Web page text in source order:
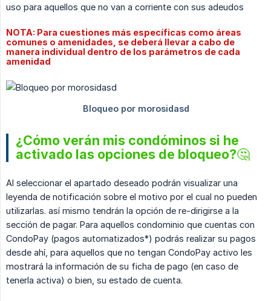
uso para aquellos que no van a corriente con sus adeudos
NOTA: Para cuestiones más específicas como áreas
comunes o amenidades, se deberá llevar a cabo de
manera individual dentro de los parámetros de cada
amenidad
¿Cómo verán mis condóminos si he
activado las opciones de bloqueo?🤔
Al seleccionar el apartado deseado podrán visualizar una
leyenda de notificación sobre el motivo por el cual no pueden
utilizarlas. así mismo tendrán la opción de re-dirigirse a la
sección de pagar. Para aquellos condominio que cuentas con
CondoPay (pagos automatizados*) podrás realizar su pagos
desde ahí, para aquellos que no tengan CondoPay activo les
mostrará la información de su ficha de pago (en caso de
tenerla activa) o bien, su estado de cuenta.